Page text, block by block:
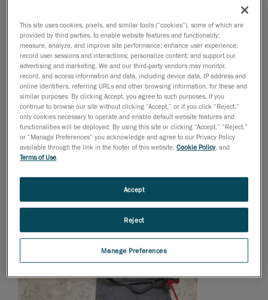
This site uses cookies, pixels, and similar tools (“cookies”), some of which are
provided by third parties, to enable website features and functionality;
measure, analyze, and improve site performance; enhance user experience;
record user sessions and interactions; personalize content; and support our
advertising and marketing. We and our third-party vendors may monitor,
record, and access information and data, including device data, IP address and
online identifiers, referring URLs and other browsing information, for these and
similar purposes. By clicking Accept, you agree to such purposes. If you
continue to browse our site without clicking “Accept,” or if you click “Reject,”
only cookies necessary to operate and enable default website features and
functionalities will be deployed. By using this site or clicking “Accept,” “Reject,”
or “Manage Preferences” you acknowledge and agree to our Privacy Policy
available through the link in the footer of this website,Cookie Policy, and
Terms of Use.
Manage Preferences
Reject
Accept